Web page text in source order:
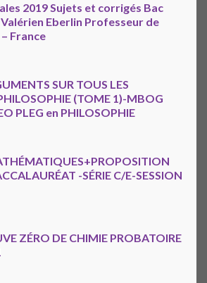
2019 Sujets et corrigés Bac
Valérien Eberlin Professeur de
France
SUR TOUS LES
(TOME 1)-MBOG
PLEG en PHILOSOPHIE
-SÉRIE C/E-SESSION
ZÉRO DE CHIMIE PROBATOIRE